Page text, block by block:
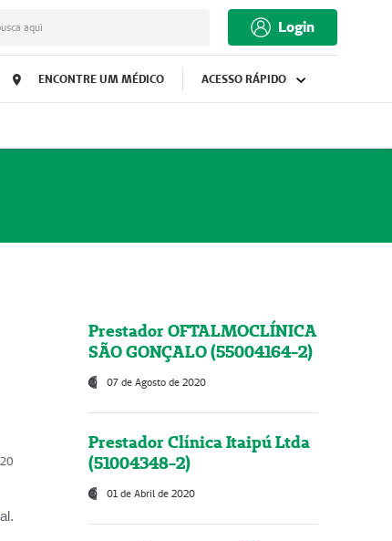
aqui Login
ENCONTRE UM MÉDICO ACESSO RÁPIDO
Prestador OFTALMOCLÍNICA
SÃO GONÇALO (55004164-2)
07 de Agosto de 2020
Prestador Clínica Itaipú Ltda
(51004348-2)
01 de Abril de 2020